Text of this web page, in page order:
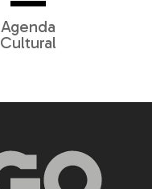
Agenda
Cultural